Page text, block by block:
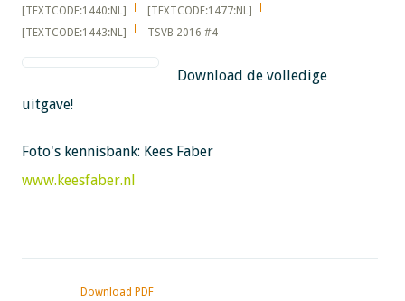
[TEXTCODE:1440:NL]
[TEXTCODE:1477:NL]
[TEXTCODE:1443:NL]
TSVB 2016 #4
Download de volledige
uitgave!
Foto's kennisbank: Kees Faber
www.keesfaber.nl
Download PDF